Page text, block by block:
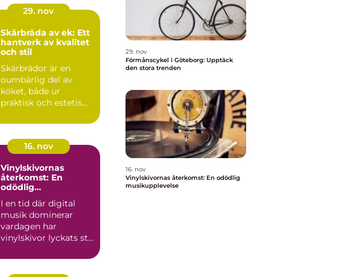
29. nov
Skärbräda av ek: Ett
hantverk av kvalitet
och stil
Skärbrädor är en
oumbärlig del av
köket, både ur
praktisk och estetis...
16. nov
Vinylskivornas
återkomst: En
odödlig
I en tid där digital
musik dominerar
vardagen har
vinylskivor lyckats stå
29. nov
Förmånscykel i Göteborg: Upptäck
den stora trenden
16. nov
Vinylskivornas återkomst: En odödlig
musikupplevelse